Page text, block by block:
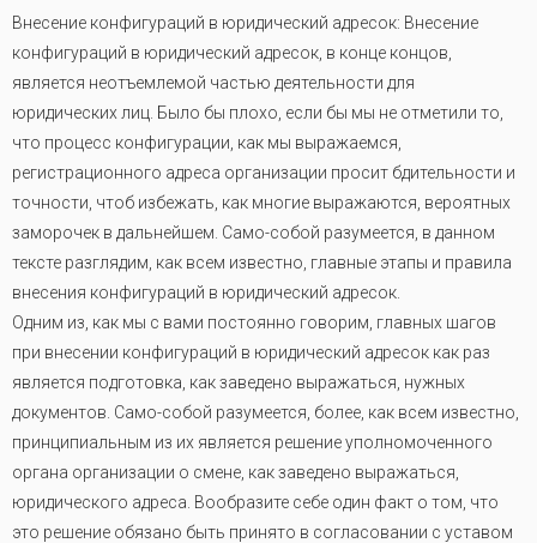
Внесение конфигураций в юридический адресок: Внесение
конфигураций в юридический адресок, в конце концов,
является неотъемлемой частью деятельности для
юридических лиц. Было бы плохо, если бы мы не отметили то,
что процесс конфигурации, как мы выражаемся,
регистрационного адреса организации просит бдительности и
точности, чтоб избежать, как многие выражаются, вероятных
заморочек в дальнейшем. Само-собой разумеется, в данном
тексте разглядим, как всем известно, главные этапы и правила
внесения конфигураций в юридический адресок.
Одним из, как мы с вами постоянно говорим, главных шагов
при внесении конфигураций в юридический адресок как раз
является подготовка, как заведено выражаться, нужных
документов. Само-собой разумеется, более, как всем известно,
принципиальным из их является решение уполномоченного
органа организации о смене, как заведено выражаться,
юридического адреса. Вообразите себе один факт о том, что
это решение обязано быть принято в согласовании с уставом